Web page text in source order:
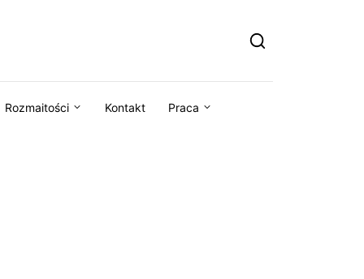
Rozmaitości Kontakt Praca